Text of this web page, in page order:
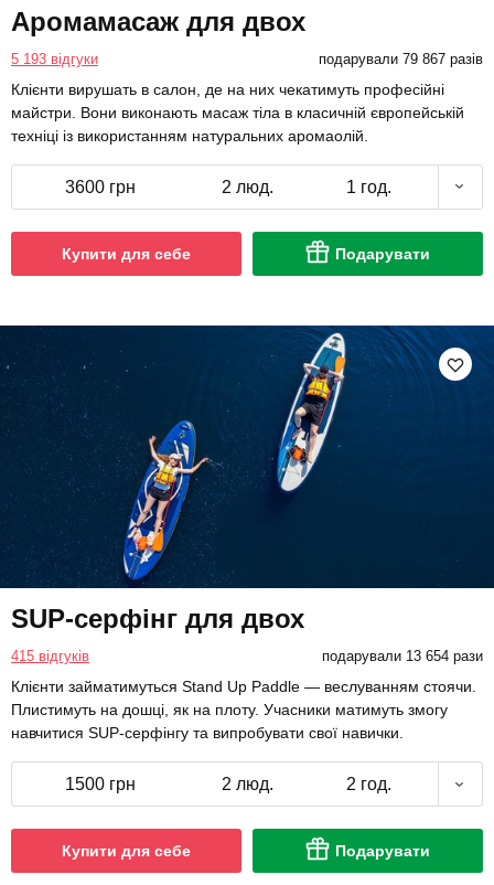
Аромамасаж для двох
5 193 відгуки подарували 79 867 разів
Клієнти вирушать в салон, де на них чекатимуть професійні
майстри. Вони виконають масаж тіла в класичній європейській
техніці із використанням натуральних аромаолій.
3600 грн 2 люд. 1 год.
Купити для себе Подарувати
SUP-серфінг для двох
415 відгуків подарували 13 654 рази
Клієнти займатимуться Stand Up Paddle — веслуванням стоячи.
Плистимуть на дошці, як на плоту. Учасники матимуть змогу
навчитися SUP-серфінгу та випробувати свої навички.
1500 грн 2 люд. 2 год.
Купити для себе Подарувати